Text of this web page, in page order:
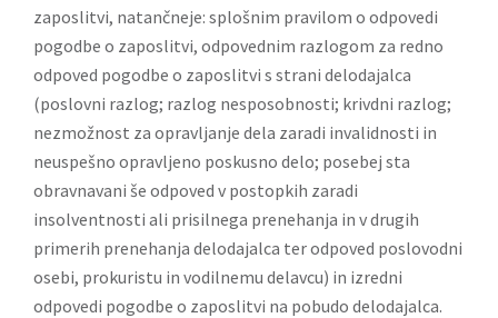
zaposlitvi, natančneje: splošnim pravilom o odpovedi
pogodbe o zaposlitvi, odpovednim razlogom za redno
odpoved pogodbe o zaposlitvi s strani delodajalca
(poslovni razlog; razlog nesposobnosti; krivdni razlog;
nezmožnost za opravljanje dela zaradi invalidnosti in
neuspešno opravljeno poskusno delo; posebej sta
obravnavani še odpoved v postopkih zaradi
insolventnosti ali prisilnega prenehanja in v drugih
primerih prenehanja delodajalca ter odpoved poslovodni
osebi, prokuristu in vodilnemu delavcu) in izredni
odpovedi pogodbe o zaposlitvi na pobudo delodajalca.